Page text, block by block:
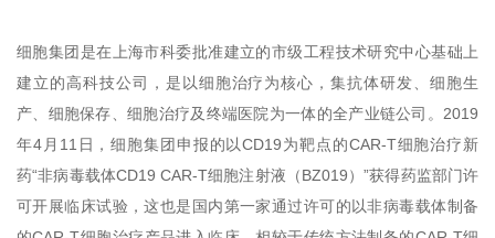
细胞集团是在上海市科委批准建立的市级工程技术研究中心基础上
建立的高科技公司，是以细胞治疗为核心，集抗体研发、细胞生
产、细胞保存、细胞治疗及终端医院为一体的全产业链公司。2019
年4月11日，细胞集团申报的以CD19为靶点的CAR-T细胞治疗新
药“非病毒载体CD19 CAR-T细胞注射液（BZ019）”获得药监部门许
可开展临床试验，这也是国内第一家通过许可的以非病毒载体制备